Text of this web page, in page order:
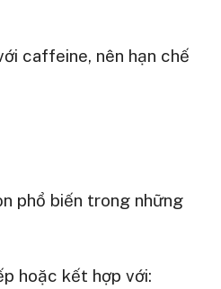
caffeine, nên hạn chế
phổ biến trong những
hoặc kết hợp với: